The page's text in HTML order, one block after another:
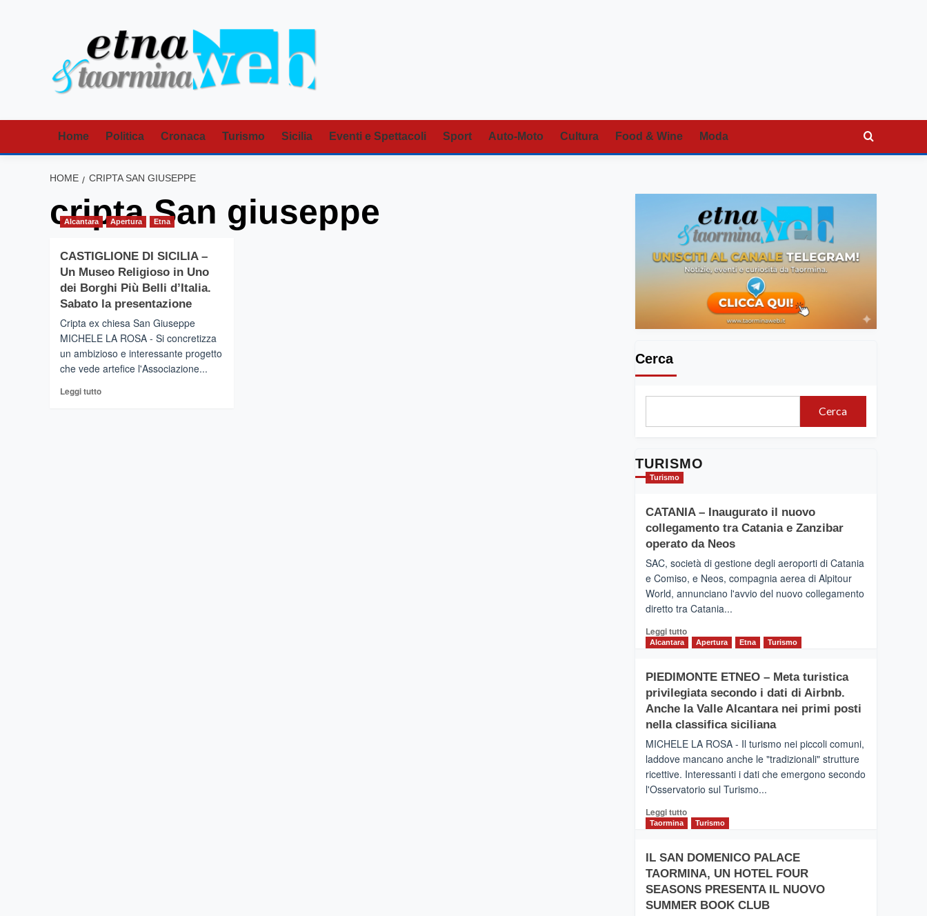
Home Politica Cronaca Turismo Sicilia Eventi e Spettacoli Sport Auto-Moto Cultura Food & Wine Moda
HOME CRIPTA SAN GIUSEPPE
cripta San giuseppe
Alcantara Apertura Etna
CASTIGLIONE DI SICILIA –
Un Museo Religioso in Uno
dei Borghi Più Belli d’Italia.
Sabato la presentazione
Cripta ex chiesa San Giuseppe
MICHELE LA ROSA - Si concretizza
un ambizioso e interessante progetto
che vede artefice l'Associazione...
Leggi tuttoLeggi
Cerca
Cerca
TURISMO
Turismo
CATANIA – Inaugurato il nuovo
collegamento tra Catania e Zanzibar
operato da Neos
SAC, società di gestione degli aeroporti di Catania
e Comiso, e Neos, compagnia aerea di Alpitour
World, annunciano l'avvio del nuovo collegamento
diretto tra Catania...
Leggi tuttoLeggi
CATANIA
–
Inaugurato
il
collegamento
tra
Catania
e
operato
da
Alcantara Apertura Etna Turismo
PIEDIMONTE ETNEO – Meta turistica
privilegiata secondo i dati di Airbnb.
Anche la Valle Alcantara nei primi posti
nella classifica siciliana
MICHELE LA ROSA - Il turismo nei piccoli comuni,
laddove mancano anche le "tradizionali" strutture
ricettive. Interessanti i dati che emergono secondo
l'Osservatorio sul Turismo...
Leggi tuttoLeggi
PIEDIMONTE
ETNEO
–
Meta
Taormina Turismo
IL SAN DOMENICO PALACE
TAORMINA, UN HOTEL FOUR
SEASONS PRESENTA IL NUOVO
SUMMER BOOK CLUB